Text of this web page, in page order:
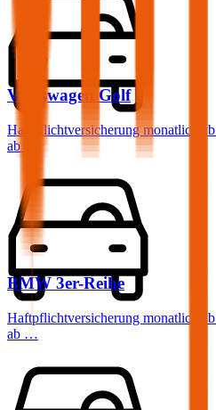
Volkswagen Golf
Haftpflichtversicherung monatlich ab
ab …
BMW 3er-Reihe
Haftpflichtversicherung monatlich ab
ab …